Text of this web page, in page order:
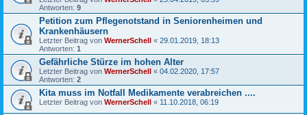
Antworten: 9
Petition zum Pflegenotstand in Seniorenheimen und
Krankenhäusern
Letzter Beitrag von WernerSchell « 29.01.2019, 18:13
Antworten: 1
Gefährliche Stürze im hohen Alter
Letzter Beitrag von WernerSchell « 04.02.2020, 17:57
Antworten: 2
Kita muss im Notfall Medikamente verabreichen ....
Letzter Beitrag von WernerSchell « 11.10.2018, 06:19